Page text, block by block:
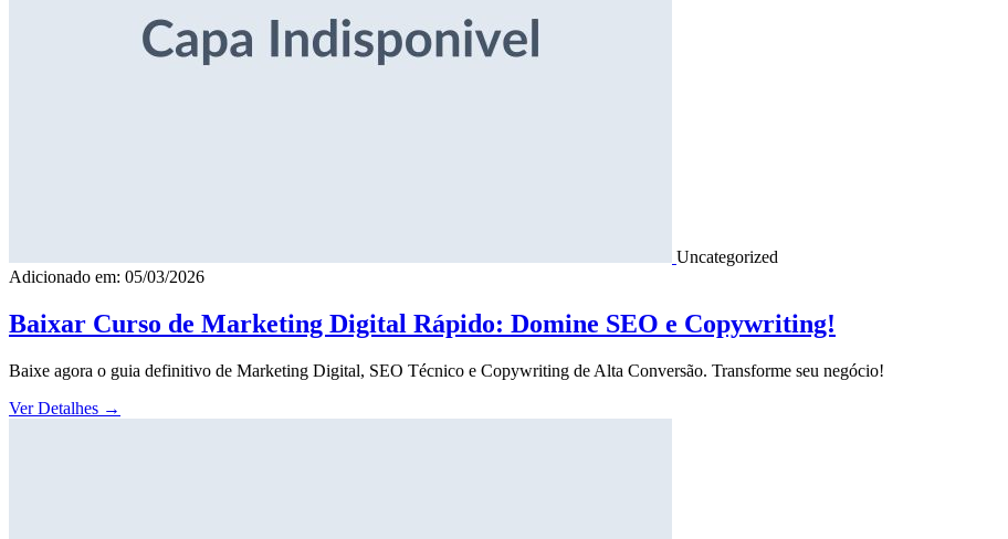
Uncategorized
Adicionado em: 05/03/2026
Baixar Curso de Marketing Digital Rápido: Domine SEO e Copywriting!
Baixe agora o guia definitivo de Marketing Digital, SEO Técnico e Copywriting de Alta Conversão. Transforme seu negócio!
Ver Detalhes →